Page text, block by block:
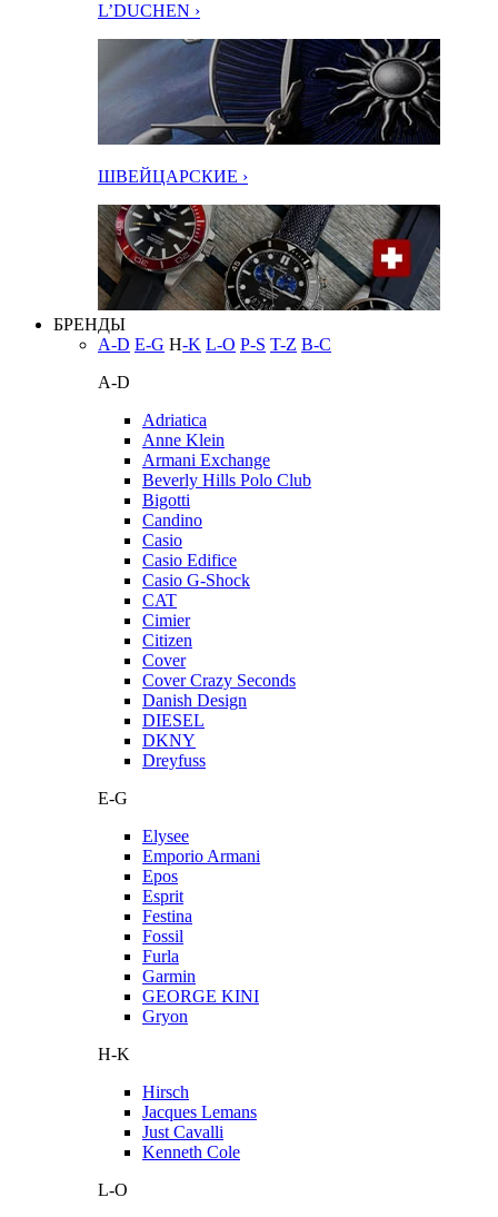
L’DUCHEN ›
ШВЕЙЦАРСКИЕ ›
БРЕНДЫ
A-D E-G H-K L-O P-S T-Z В-С
A-D
Adriatica
Anne Klein
Armani Exchange
Beverly Hills Polo Club
Bigotti
Candino
Casio
Casio Edifice
Casio G-Shock
CAT
Cimier
Citizen
Cover
Cover Crazy Seconds
Danish Design
DIESEL
DKNY
Dreyfuss
E-G
Elysee
Emporio Armani
Epos
Esprit
Festina
Fossil
Furla
Garmin
GEORGE KINI
Gryon
H-K
Hirsch
Jacques Lemans
Just Cavalli
Kenneth Cole
L-O